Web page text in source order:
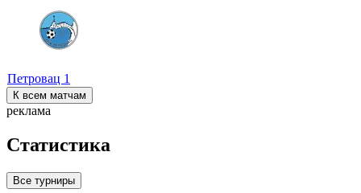
Петровац 1
К всем матчам
реклама
Статистика
Все турниры